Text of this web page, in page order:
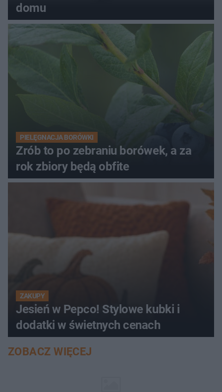
domu
PIELĘGNACJA BORÓWKI
Zrób to po zebraniu borówek, a za
rok zbiory będą obfite
ZAKUPY
Jesień w Pepco! Stylowe kubki i
dodatki w świetnych cenach
ZOBACZ WIĘCEJ